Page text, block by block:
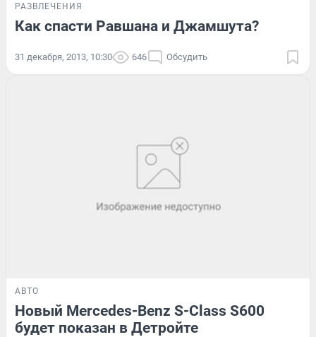
РАЗВЛЕЧЕНИЯ
Как спасти Равшана и Джамшута?
31 декабря, 2013, 10:30 646 Обсудить
АВТО
Новый Mercedes-Benz S-Class S600
будет показан в Детройте